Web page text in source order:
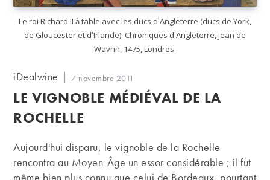
Le roi Richard II à table avec les ducs d’Angleterre (ducs de York,
de Gloucester et d’Irlande). Chroniques d’Angleterre, Jean de
Wavrin, 1475, Londres.
Auteur/autrice
la
publication :
iDealwine
Publication
publiée :
7 novembre 2011
LE VIGNOBLE MÉDIÉVAL DE LA
ROCHELLE
Aujourd'hui disparu, le vignoble de la Rochelle
rencontra au Moyen-Âge un essor considérable ; il fut